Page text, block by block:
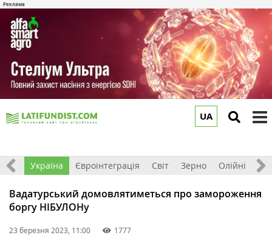
UA
Все Україна Євроінтеграція Світ Зерно Олійні
Вадатурський домовлятиметься про замороження
боргу НІБУЛОНу
23 березня 2023, 11:00 1777